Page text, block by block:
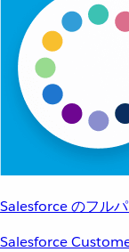
Salesforce のフル
Salesforce